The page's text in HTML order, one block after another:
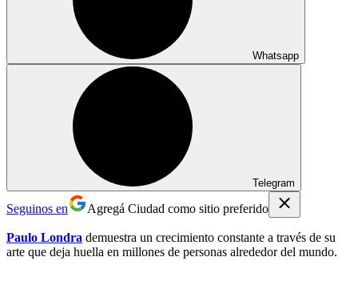
Whatsapp
Telegram
Seguinos en Agregá Ciudad como sitio preferido
Paulo Londra demuestra un crecimiento constante a través de su
arte que deja huella en millones de personas alrededor del mundo.